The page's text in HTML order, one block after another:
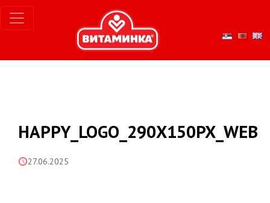
HAPPY_LOGO_290X150PX_WEB
27.06.2025